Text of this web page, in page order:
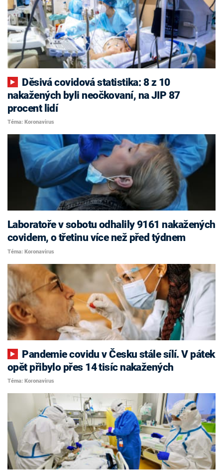
nakažených byli neočkovaní, na JIP 87
procent lidí
Téma: Koronavirus
Laboratoře v sobotu odhalily 9161 nakažených
covidem, o třetinu více než před týdnem
Téma: Koronavirus
opět přibylo přes 14 tisíc nakažených
Téma: Koronavirus